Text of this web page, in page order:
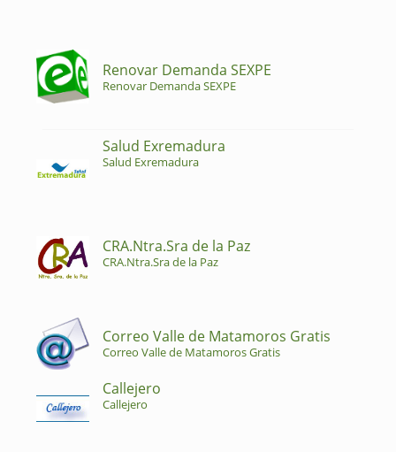
Renovar Demanda SEXPE
Renovar Demanda SEXPE
Salud Exremadura
Salud Exremadura
CRA.Ntra.Sra de la Paz
CRA.Ntra.Sra de la Paz
Correo Valle de Matamoros Gratis
Correo Valle de Matamoros Gratis
Callejero
Callejero